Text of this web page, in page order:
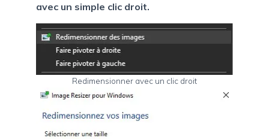
avec un simple clic droit.
Redimensionner avec un clic droit